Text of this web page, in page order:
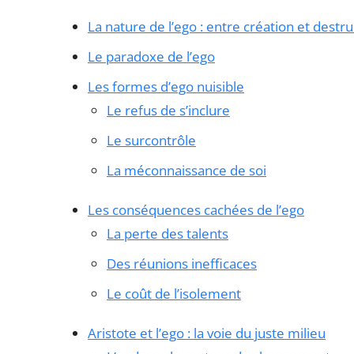
La nature de l’ego : entre création et
Le paradoxe de l’ego
Les formes d’ego nuisible
Le refus de s’inclure
Le surcontrôle
La méconnaissance de soi
Les conséquences cachées de l’ego
La perte des talents
Des réunions inefficaces
Le coût de l’isolement
Aristote et l’ego : la voie du juste milieu